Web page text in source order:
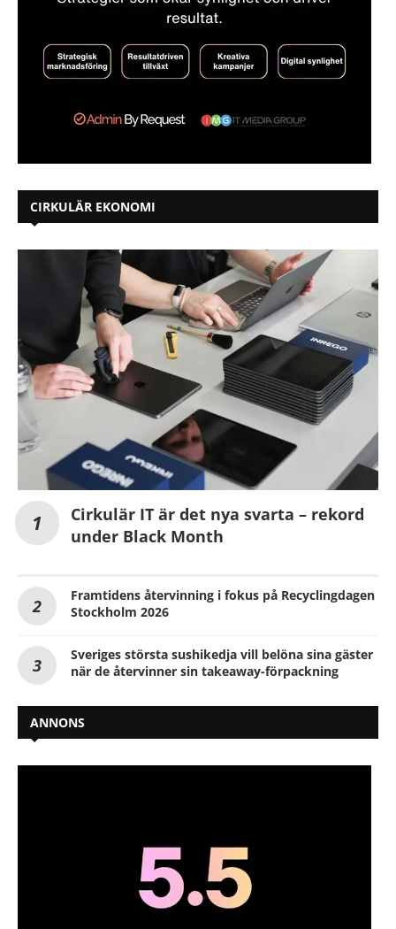
CIRKULÄR EKONOMI
Cirkulär IT är det nya svarta – rekord
under Black Month
Framtidens återvinning i fokus på Recyclingdagen
Stockholm 2026
Sveriges största sushikedja vill belöna sina gäster
när de återvinner sin takeaway-förpackning
ANNONS